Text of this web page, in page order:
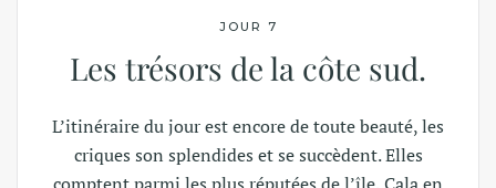
JOUR 7
Les trésors de la côte sud.
L’itinéraire du jour est encore de toute beauté, les
criques son splendides et se succèdent. Elles